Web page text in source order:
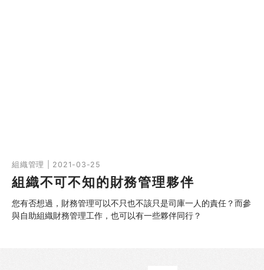
組織管理 | 2021-03-25
組織不可不知的財務管理夥伴
您有否想過，財務管理可以不只也不該只是司庫一人的責任？而參
與自助組織財務管理工作，也可以有一些夥伴同行？